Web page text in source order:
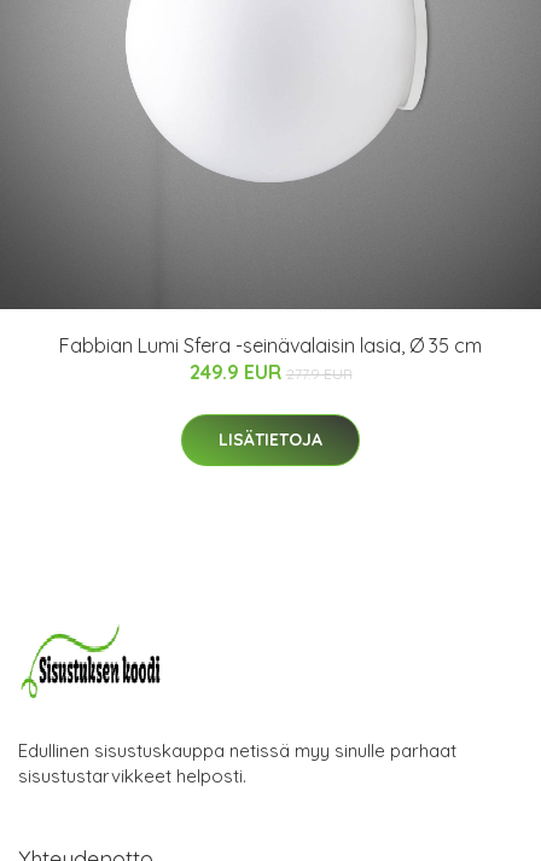
Fabbian Lumi Sfera -seinävalaisin lasia, Ø 35 cm
249.9 EUR 277.9 EUR
LISÄTIETOJA
Edullinen sisustuskauppa netissä myy sinulle parhaat
sisustustarvikkeet helposti.